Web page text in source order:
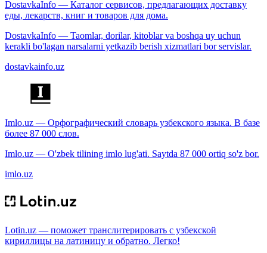
DostavkaInfo — Каталог сервисов, предлагающих доставку
еды, лекарств, книг и товаров для дома.
DostavkaInfo — Taomlar, dorilar, kitoblar va boshqa uy uchun
kerakli bo'lagan narsalarni yetkazib berish xizmatlari bor servislar.
dostavkainfo.uz
Imlo.uz — Орфографический словарь узбекского языка. В базе
более 87 000 слов.
Imlo.uz — O'zbek tilining imlo lug'ati. Saytda 87 000 ortiq so'z bor.
imlo.uz
Lotin.uz — поможет транслитерировать с узбекской
кириллицы на латиницу и обратно. Легко!